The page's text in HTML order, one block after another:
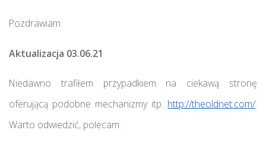
Pozdrawiam
Aktualizacja 03.06.21
Niedawno trafiłem przypadkiem na ciekawą stronę
oferującą podobne mechanizmy itp. http://theoldnet.com/.
Warto odwiedzić, polecam.